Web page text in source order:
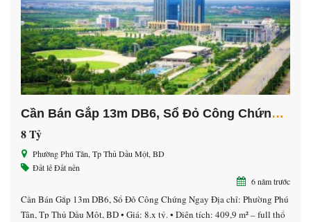
Cần Bán Gắp 13m DB6, Sổ Đỏ Công Chứng Ngay
8 Tỷ
Phường Phú Tân, Tp Thủ Dầu Một, BD
Đất lẻĐất nền
6 năm trước
Cần Bán Gắp 13m DB6, Sổ Đỏ Công Chứng Ngay Địa chỉ: Phường Phú
Tân, Tp Thủ Dầu Một, BD • Giá: 8.x tỷ. • Diện tích: 409,9 m² – full thổ